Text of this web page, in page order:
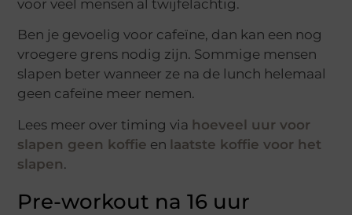
voor veel mensen al twijfelachtig.
Ben je gevoelig voor cafeïne, dan kan een nog
vroegere grens nodig zijn. Sommige mensen
slapen beter wanneer ze na de lunch helemaal
geen cafeïne meer nemen.
Lees meer over timing via hoeveel uur voor
slapen geen koffie en laatste koffie voor het
slapen.
Pre-workout na 16 uur